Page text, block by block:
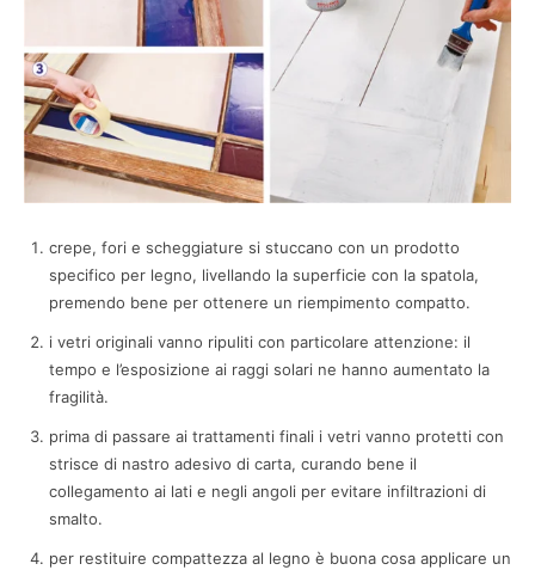
crepe, fori e scheggiature si stuccano con un prodotto
specifico per legno, livellando la superficie con la spatola,
premendo bene per ottenere un riempimento compatto.
i vetri originali vanno ripuliti con particolare attenzione: il
tempo e l’esposizione ai raggi solari ne hanno aumentato la
fragilità.
prima di passare ai trattamenti finali i vetri vanno protetti con
strisce di nastro adesivo di carta, curando bene il
collegamento ai lati e negli angoli per evitare infiltrazioni di
smalto.
per restituire compattezza al legno è buona cosa applicare un